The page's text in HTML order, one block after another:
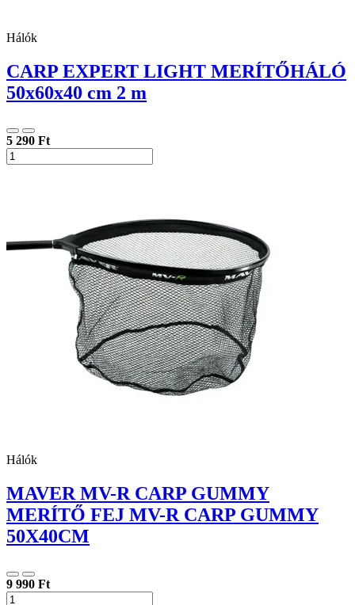
Hálók
CARP EXPERT LIGHT MERÍTŐHÁLÓ
50x60x40 cm 2 m
5 290 Ft
Hálók
MAVER MV-R CARP GUMMY
MERÍTŐ FEJ MV-R CARP GUMMY
50X40CM
9 990 Ft